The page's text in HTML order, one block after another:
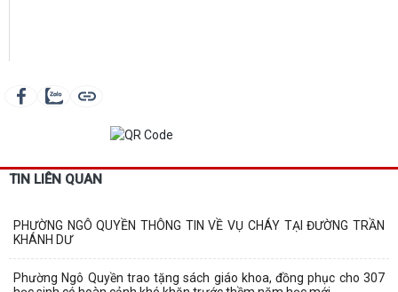
TIN LIÊN QUAN
PHƯỜNG NGÔ QUYỀN THÔNG TIN VỀ VỤ CHÁY TẠI ĐƯỜNG TRẦN
KHÁNH DƯ
Phường Ngô Quyền trao tặng sách giáo khoa, đồng phục cho 307